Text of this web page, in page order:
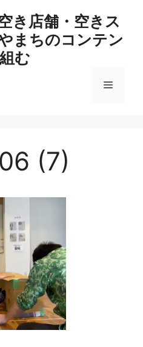
き店舗・空きス
まちのコンテン
む
メ
(7)